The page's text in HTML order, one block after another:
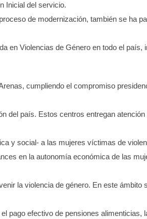
Inicial del servicio.
de modernización, también se ha
en Violencias de Género en todo el país,
cumpliendo el compromiso
del país. Estos centros entregan
y social- a las mujeres víctimas de
en la autonomía económica de las
la violencia de género. En este ámbito
pago efectivo de pensiones alimenticias,